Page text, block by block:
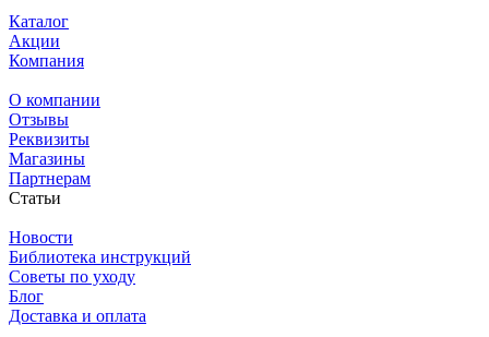
Каталог
Акции
Компания
О компании
Отзывы
Реквизиты
Магазины
Партнерам
Статьи
Новости
Библиотека инструкций
Советы по уходу
Блог
Доставка и оплата